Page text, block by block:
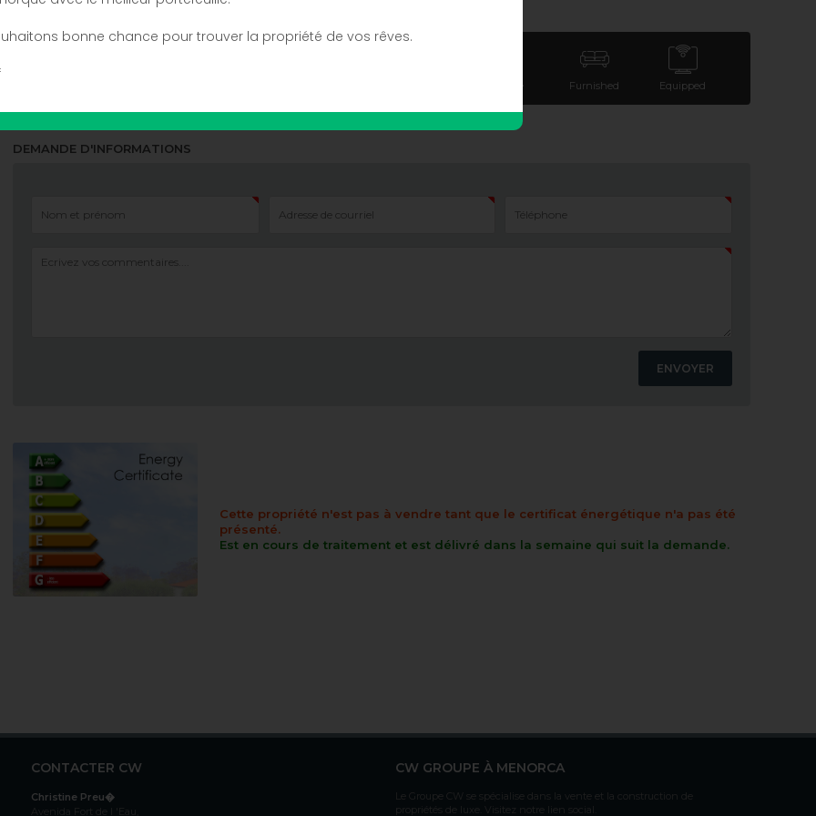
bonne chance pour trouver la propriété de vos rêves.
Terrace Furnished Equipped
DEMANDE D'INFORMATIONS
Cette propriété n'est pas à vendre tant que le certificat énergétique n'a pas été
présenté.
Est en cours de traitement et est délivré dans la semaine qui suit la demande.
CONTACTER CW
Christine Preu�
Avenida Fort de l 'Eau,
CW GROUPE À MENORCA
Le Groupe CW se spécialise dans la vente et la construction de
propriétés de luxe. Visitez notre lien social.